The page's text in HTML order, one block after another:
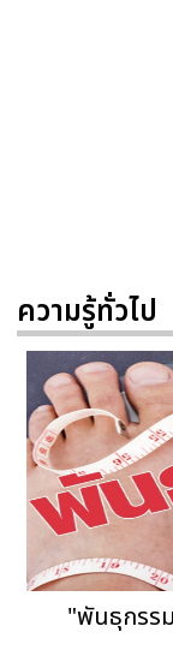
ความรู้ทั่วไป
"พันธุกรร